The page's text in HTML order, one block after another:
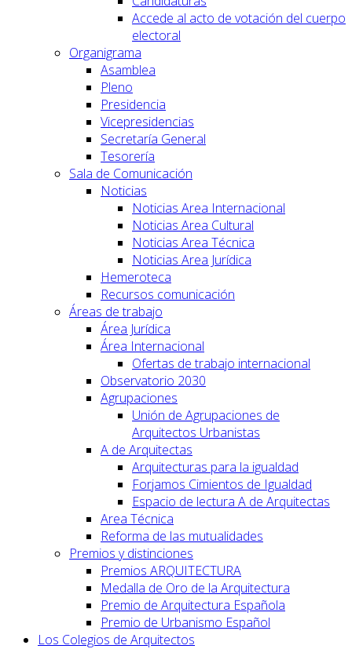
Accede al acto de votación del cuerpo
electoral
Organigrama
Asamblea
Pleno
Presidencia
Vicepresidencias
Secretaría General
Tesorería
Sala de Comunicación
Noticias
Noticias Area Internacional
Noticias Area Cultural
Noticias Area Técnica
Noticias Area Jurídica
Hemeroteca
Recursos comunicación
Áreas de trabajo
Área Jurídica
Área Internacional
Ofertas de trabajo internacional
Observatorio 2030
Agrupaciones
Unión de Agrupaciones de
Arquitectos Urbanistas
A de Arquitectas
Arquitecturas para la igualdad
Forjamos Cimientos de Igualdad
Espacio de lectura A de Arquitectas
Area Técnica
Reforma de las mutualidades
Premios y distinciones
Premios ARQUITECTURA
Medalla de Oro de la Arquitectura
Premio de Arquitectura Española
Premio de Urbanismo Español
Los Colegios de Arquitectos